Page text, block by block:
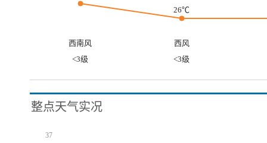
26℃
西南风
西风
<3级
<3级
整点天气实况
37